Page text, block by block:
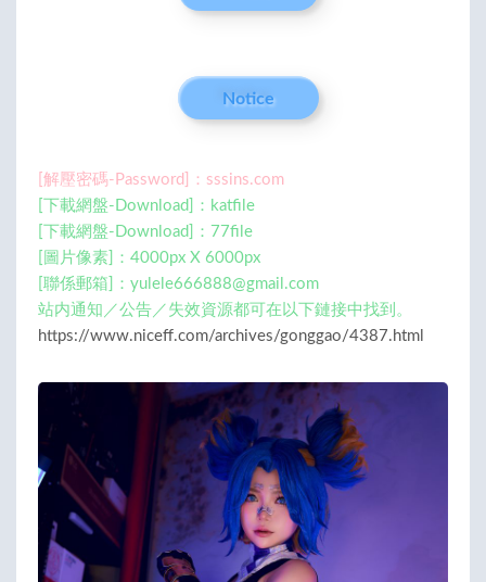
Notice
[解壓密碼-Password]：sssins.com
[下載網盤-Download]：katfile
[下載網盤-Download]：77file
[圖片像素]：4000px X 6000px
[聯係郵箱]： yulele666888@gmail.com
站内通知／公告／失效資源都可在以下鏈接中找到。
https://www.niceff.com/archives/gonggao/4387.html